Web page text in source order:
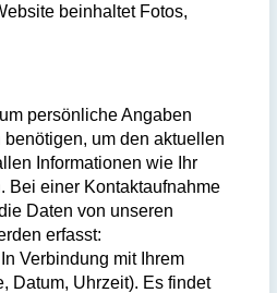
beinhaltet Fotos,
persönliche Angaben
um den aktuellen
Informationen wie Ihr
Bei einer Kontaktaufnahme
Daten von unseren
erfasst:
Verbindung mit Ihrem
Datum, Uhrzeit). Es findet